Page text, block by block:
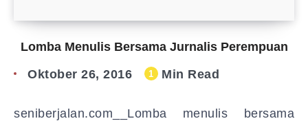
Lomba Menulis Bersama Jurnalis Perempuan
Oktober 26, 2016 1 Min Read
seniberjalan.com__Lomba menulis bersama